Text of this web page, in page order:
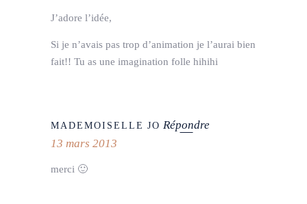
J’adore l’idée,
Si je n’avais pas trop d’animation je l’aurai bien
fait!! Tu as une imagination folle hihihi
MADEMOISELLE JO Répondre
13 mars 2013
merci 🙂